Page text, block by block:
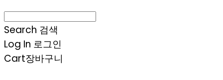
Search 검색
Log In 로그인
Cart장바구니